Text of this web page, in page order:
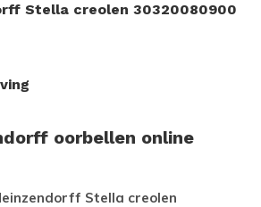
Stella creolen 30320080900
oorbellen online
Stella creolen